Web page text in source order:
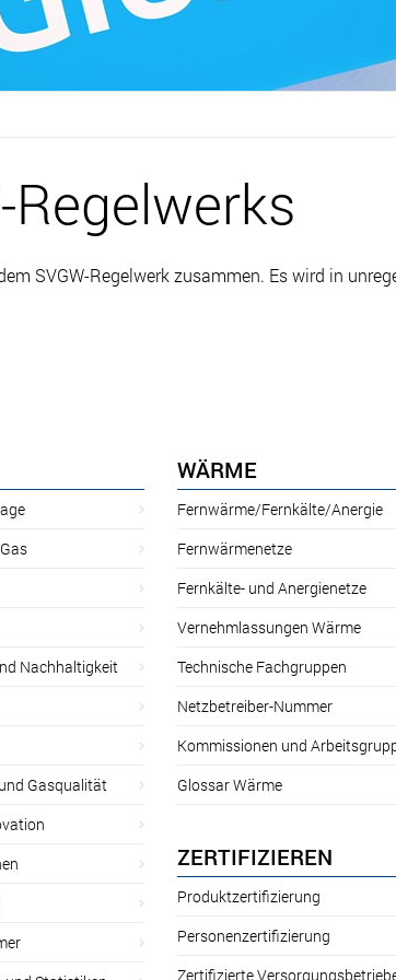
Regelwerks
SVGW-Regelwerk zusammen. Es wird in
Nachhaltigkeit
Gasqualität
WÄRME
Fernwärme/Fernkälte/Anergie
Fernwärmenetze
Fernkälte- und Anergienetze
Vernehmlassungen Wärme
Technische Fachgruppen
Netzbetreiber-Nummer
Kommissionen und
Glossar Wärme
ZERTIFIZIEREN
Produktzertifizierung
Personenzertifizierung
Zertifizierte